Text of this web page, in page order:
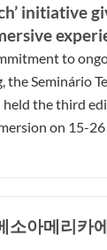
initiative
to
the Seminário
held the third
on 15-26
소아메리카